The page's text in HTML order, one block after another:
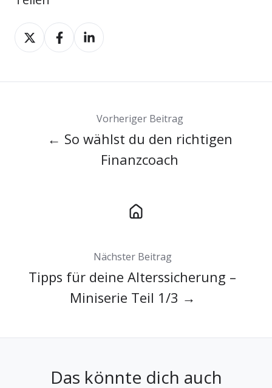
Teilen
auf
Teilen
auf
Teilen
auf
Vorheriger Beitrag
← So wählst du den richtigen
Finanzcoach
Nächster Beitrag
Tipps für deine Alterssicherung –
Miniserie Teil 1/3 →
Das könnte dich auch